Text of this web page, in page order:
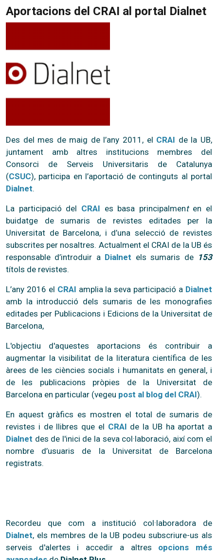
Aportacions del CRAI al portal Dialnet
Des del mes de maig de l’any 2011, el CRAI de la UB,
juntament amb altres institucions membres del
Consorci de Serveis Universitaris de Catalunya
(CSUC), participa en l’aportació de continguts al portal
Dialnet.
La participació del CRAI es basa principalment en el
buidatge de sumaris de revistes editades per la
Universitat de Barcelona, i d’una selecció de revistes
subscrites per nosaltres. Actualment el CRAI de la UB és
responsable d’introduir a Dialnet els sumaris de 153
títols de revistes.
L’any 2016 el CRAI amplia la seva participació a Dialnet
amb la introducció dels sumaris de les monografies
editades per Publicacions i Edicions de la Universitat de
Barcelona,
L'objectiu d'aquestes aportacions és contribuir a
augmentar la visibilitat de la literatura científica de les
àrees de les ciències socials i humanitats en general, i
de les publicacions pròpies de la Universitat de
Barcelona en particular (vegeu post al blog del CRAI).
En aquest gràfics es mostren el total de sumaris de
revistes i de llibres que el CRAI de la UB ha aportat a
Dialnet des de l'inici de la seva col·laboració, així com el
nombre d’usuaris de la Universitat de Barcelona
registrats.
Recordeu que com a institució col·laboradora de
Dialnet, els membres de la UB podeu subscriure-us als
serveis d'alertes i accedir a altres opcions més